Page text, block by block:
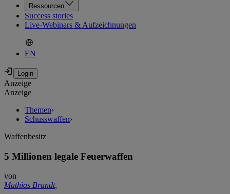
Ressourcen
Success stories
Live-Webinars & Aufzeichnungen
EN
Anzeige
Anzeige
Themen›
Schusswaffen›
Waffenbesitz
5 Millionen legale Feuerwaffen
von
Mathias Brandt,